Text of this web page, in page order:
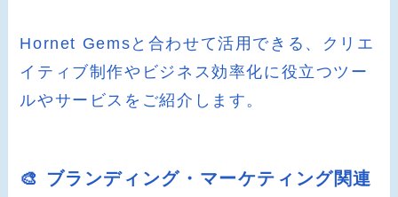
Hornet Gemsと合わせて活用できる、クリエ
イティブ制作やビジネス効率化に役立つツー
ルやサービスをご紹介します。
🎨 ブランディング・マーケティング関連